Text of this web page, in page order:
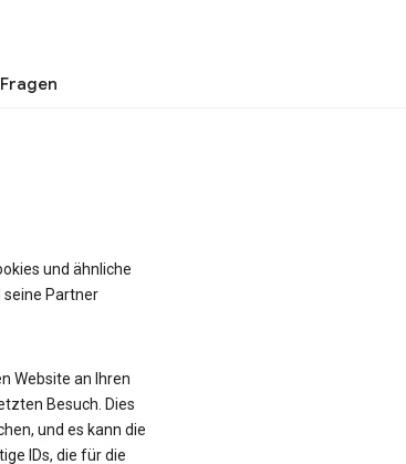
und ähnliche
Partner
Website an Ihren
Besuch. Dies
und es kann die
IDs, die für die